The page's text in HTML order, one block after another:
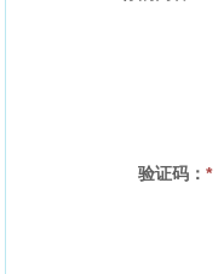
验证码： *